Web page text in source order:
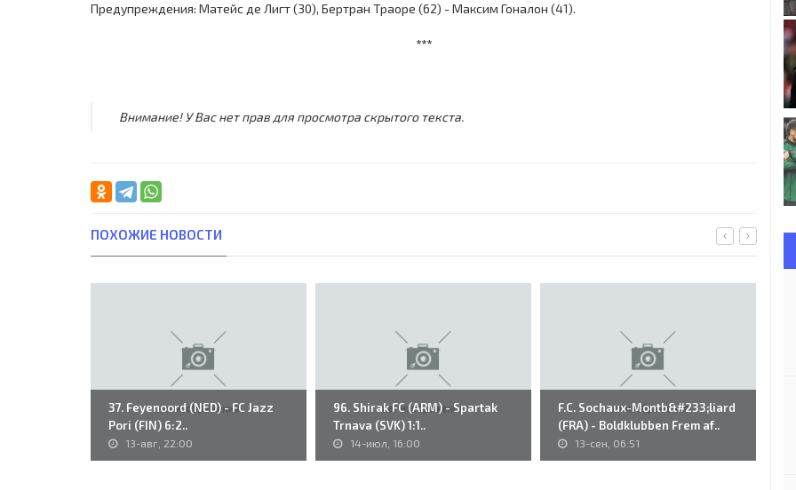
Предупреждения: Матейс де Лигт (30), Бертран Траоре (62) - Максим Гоналон (41).
***
Внимание! У Вас нет прав для просмотра скрытого текста.
ПОХОЖИЕ НОВОСТИ
37. Feyenoord (NED) - FC Jazz
Pori (FIN) 6:2..
13-авг, 22:00
96. Shirak FC (ARM) - Spartak
Trnava (SVK) 1:1..
14-июл, 16:00
F.C. Sochaux-Montb&#233;liard
(FRA) - Boldklubben Frem af..
13-сен, 06:51